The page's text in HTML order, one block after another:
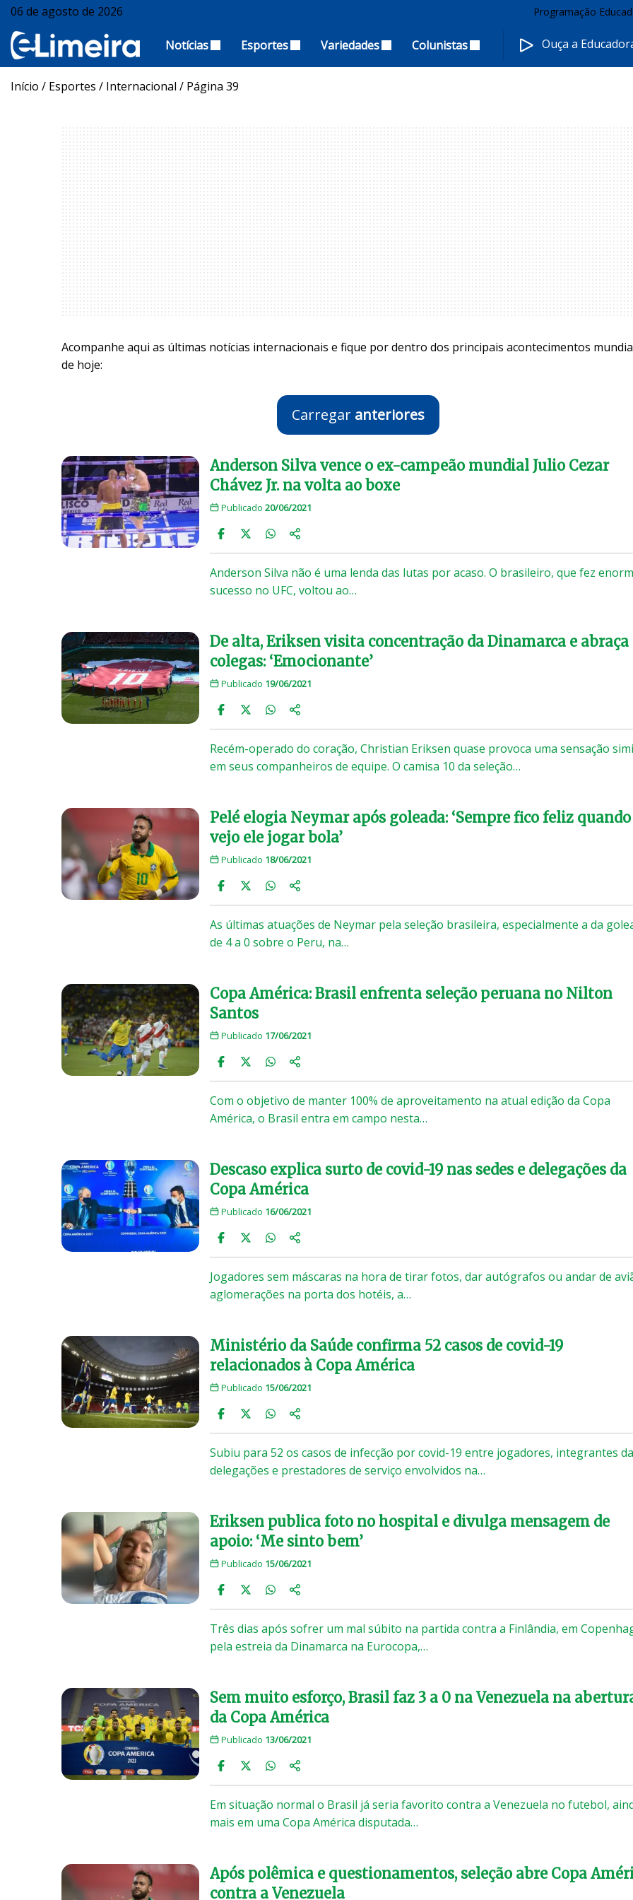
06 de agosto de 2026 Programação
Notícias Esportes Variedades Colunistas Ouça a
Início / Esportes / Internacional / Página 39
Acompanhe aqui as últimas notícias internacionais e fique por dentro dos principais acontecimentos
de hoje:
Carregar anteriores
Anderson Silva vence o ex-campeão mundial Julio Cezar
Chávez Jr. na volta ao boxe
Publicado 20/06/2021
Anderson Silva não é uma lenda das lutas por acaso. O brasileiro, que fez
sucesso no UFC, voltou ao…
De alta, Eriksen visita concentração da Dinamarca e abraça
colegas: ‘Emocionante’
Publicado 19/06/2021
Recém-operado do coração, Christian Eriksen quase provoca uma sensação
em seus companheiros de equipe. O camisa 10 da seleção…
Pelé elogia Neymar após goleada: ‘Sempre fico feliz quando
vejo ele jogar bola’
Publicado 18/06/2021
As últimas atuações de Neymar pela seleção brasileira, especialmente a da
de 4 a 0 sobre o Peru, na…
Copa América: Brasil enfrenta seleção peruana no Nilton
Santos
Publicado 17/06/2021
Com o objetivo de manter 100% de aproveitamento na atual edição da Copa
América, o Brasil entra em campo nesta…
Descaso explica surto de covid-19 nas sedes e delegações da
Copa América
Publicado 16/06/2021
Jogadores sem máscaras na hora de tirar fotos, dar autógrafos ou andar de
aglomerações na porta dos hotéis, a…
Ministério da Saúde confirma 52 casos de covid-19
relacionados à Copa América
Publicado 15/06/2021
Subiu para 52 os casos de infecção por covid-19 entre jogadores, integrantes
delegações e prestadores de serviço envolvidos na…
Eriksen publica foto no hospital e divulga mensagem de
apoio: ‘Me sinto bem’
Publicado 15/06/2021
Três dias após sofrer um mal súbito na partida contra a Finlândia, em
pela estreia da Dinamarca na Eurocopa,…
Sem muito esforço, Brasil faz 3 a 0 na Venezuela na
da Copa América
Publicado 13/06/2021
Em situação normal o Brasil já seria favorito contra a Venezuela no futebol,
mais em uma Copa América disputada…
Após polêmica e questionamentos, seleção abre Copa
contra a Venezuela